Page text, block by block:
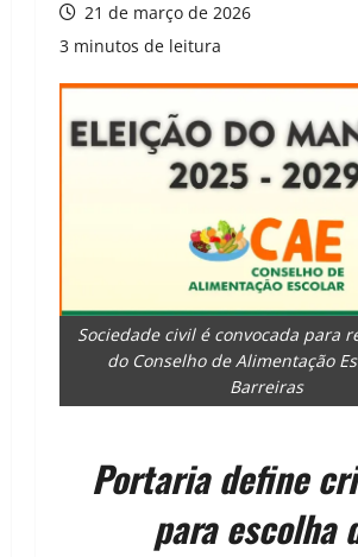
21 de março de 2026
3 minutos de leitura
Sociedade civil é convocada para
do Conselho de Alimentação
Barreiras
Portaria define
para escolha